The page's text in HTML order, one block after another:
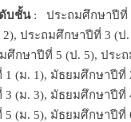
บชั้น: ประถมศึกษาปีที่
ประถมศึกษาปีที่ 3 (ป
ศึกษาปีที่ 5 (ป. 5), ประ
(ม. 1), มัธยมศึกษาปีที่
(ม. 3), มัธยมศึกษาปีที่
5 (ม. 5), มัธยมศึกษาปีที่